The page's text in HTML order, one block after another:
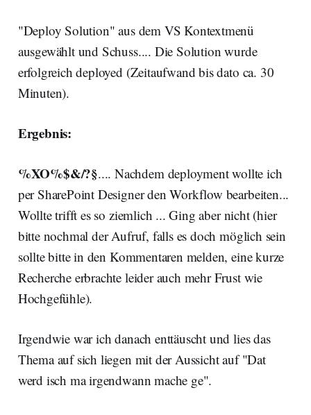
"Deploy Solution" aus dem VS Kontextmenü
ausgewählt und Schuss.... Die Solution wurde
erfolgreich deployed (Zeitaufwand bis dato ca. 30
Minuten).
Ergebnis:
%XO%$&/?§.... Nachdem deployment wollte ich
per SharePoint Designer den Workflow bearbeiten...
Wollte trifft es so ziemlich ... Ging aber nicht (hier
bitte nochmal der Aufruf, falls es doch möglich sein
sollte bitte in den Kommentaren melden, eine kurze
Recherche erbrachte leider auch mehr Frust wie
Hochgefühle).
Irgendwie war ich danach enttäuscht und lies das
Thema auf sich liegen mit der Aussicht auf "Dat
werd isch ma irgendwann mache ge".